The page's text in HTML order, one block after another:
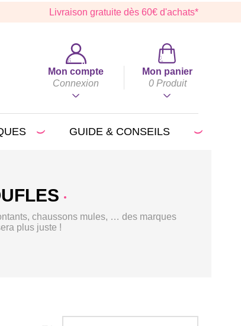
Livraison gratuite dès 60€ d'achats*
Mon compte
Connexion
Mon panier
0 Produit
GUIDE & CONSEILS
chaussons mules, … des marques
plus juste !